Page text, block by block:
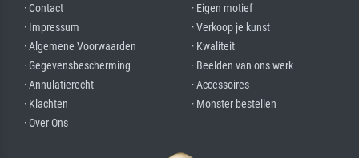
· Contact
· Impressum
· Algemene Voorwaarden
· Gegevensbescherming
· Annulatierecht
· Klachten
· Over Ons
· Eigen motief
· Verkoop je kunst
· Kwaliteit
· Beelden van ons werk
· Accessoires
· Monster bestellen